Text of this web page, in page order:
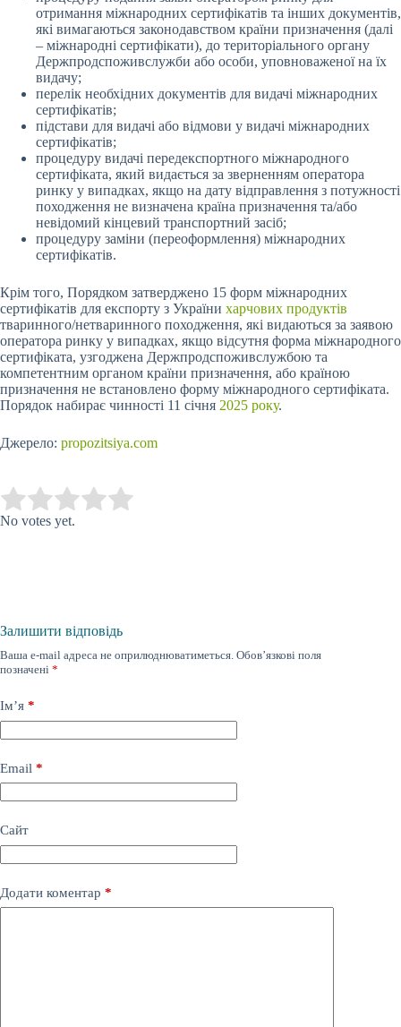
отримання міжнародних сертифікатів та інших документів,
які вимагаються законодавством країни призначення (далі
– міжнародні сертифікати), до територіального органу
Держпродспоживслужби або особи, уповноваженої на їх
видачу;
перелік необхідних документів для видачі міжнародних
сертифікатів;
підстави для видачі або відмови у видачі міжнародних
сертифікатів;
процедуру видачі передекспортного міжнародного
сертифіката, який видається за зверненням оператора
ринку у випадках, якщо на дату відправлення з потужності
походження не визначена країна призначення та/або
невідомий кінцевий транспортний засіб;
процедуру заміни (переоформлення) міжнародних
сертифікатів.
Крім того, Порядком затверджено 15 форм міжнародних
сертифікатів для експорту з України харчових продуктів
тваринного/нетваринного походження, які видаються за заявою
оператора ринку у випадках, якщо відсутня форма міжнародного
сертифіката, узгоджена Держпродспоживслужбою та
компетентним органом країни призначення, або країною
призначення не встановлено форму міжнародного сертифіката.
Порядок набирає чинності 11 січня 2025 року.
Джерело: propozitsiya.com
Rate this item:
No votes yet.
Залишити відповідь
Ваша e-mail адреса не оприлюднюватиметься. Обов’язкові поля
позначені *
Ім’я *
Email *
Сайт
Додати коментар *